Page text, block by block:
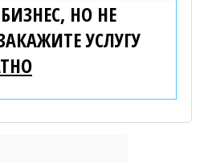
НО НЕ
УСЛУГУ